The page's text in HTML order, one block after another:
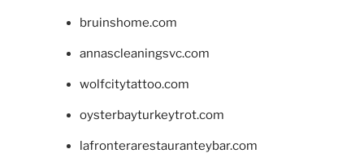
bruinshome.com
annascleaningsvc.com
wolfcitytattoo.com
oysterbayturkeytrot.com
lafronterarestauranteybar.com